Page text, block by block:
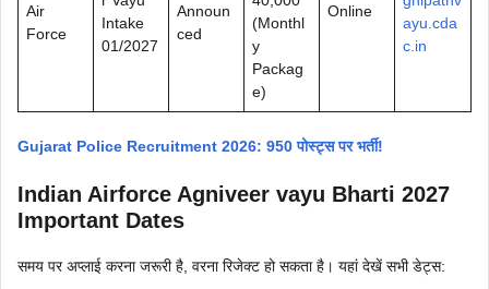
Air
Force
Intake
01/2027
Announ
ced
(Monthl
y
Packag
e)
Online
ayu.cda
c.in
Gujarat Police Recruitment 2026: 950 पोस्ट्स पर भर्ती!
Indian Airforce Agniveer vayu Bharti 2027
Important Dates
समय पर अप्लाई करना जरूरी है, वरना रिजेक्ट हो सकता है। यहां देखें सभी डेट्स: